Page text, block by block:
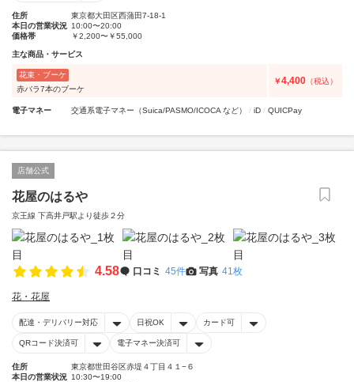
住所
東京都大田区西蒲田7-18-1
本日の営業状況 10:00〜20:00
価格帯
￥2,200〜￥55,000
主な商品・サービス
花束・ブーケ
赤バラ7本のブーケ
￥4,400 （税込）
電子マネー 交通系電子マネー（Suica/PASMO/ICOCA など） iD QUICPay
店舗公式
花屋のはるや
京王線 下高井戸駅より徒歩２分
4.58 口コミ 45件 写真 41枚
花・花屋
配達・デリバリー対応 日祝OK カード可
QRコード決済可 電子マネー決済可
住所
東京都世田谷区赤堤４丁目４１−６
本日の営業状況 10:30〜19:00